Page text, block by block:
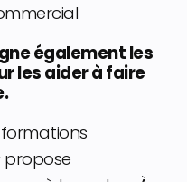
également les
les aider à faire
propose